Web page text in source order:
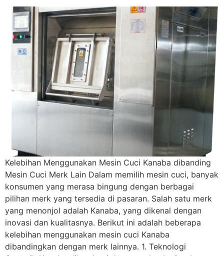
Kelebihan Menggunakan Mesin Cuci Kanaba dibanding
Mesin Cuci Merk Lain Dalam memilih mesin cuci, banyak
konsumen yang merasa bingung dengan berbagai
pilihan merk yang tersedia di pasaran. Salah satu merk
yang menonjol adalah Kanaba, yang dikenal dengan
inovasi dan kualitasnya. Berikut ini adalah beberapa
kelebihan menggunakan mesin cuci Kanaba
dibandingkan dengan merk lainnya. 1. Teknologi